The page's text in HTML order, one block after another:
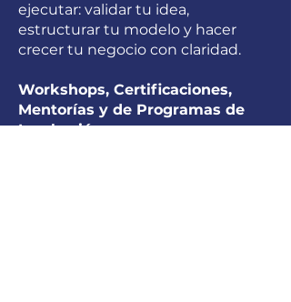
ejecutar: validar tu idea,
estructurar tu modelo y hacer
crecer tu negocio con claridad.
Workshops, Certificaciones,
Mentorías y de Programas de
Incubación